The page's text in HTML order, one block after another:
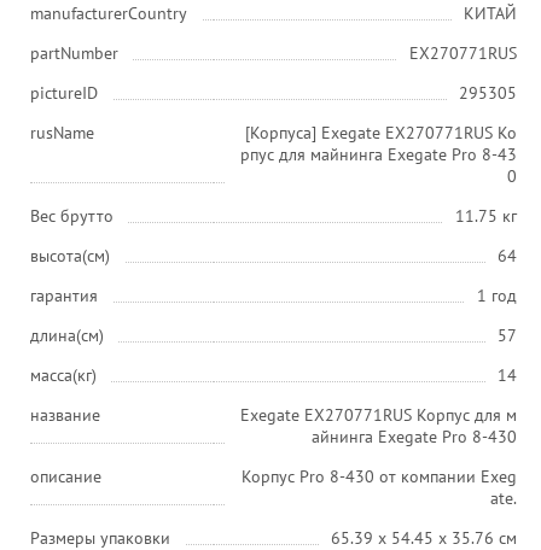
manufacturerCountry
КИТАЙ
partNumber
EX270771RUS
pictureID
295305
rusName
[Корпуса] Exegate EX270771RUS Ко
рпус для майнинга Exegate Pro 8-43
0
Вес брутто
11.75 кг
высота(см)
64
гарантия
1 год
длина(см)
57
масса(кг)
14
название
Exegate EX270771RUS Корпус для м
айнинга Exegate Pro 8-430
описание
Корпус Pro 8-430 от компании Exeg
ate.
Размеры упаковки
65.39 x 54.45 x 35.76 см